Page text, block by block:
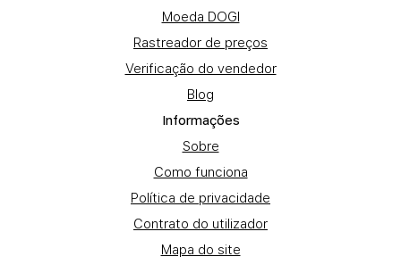
Moeda DOGI
Rastreador de preços
Verificação do vendedor
Blog
Informações
Sobre
Como funciona
Política de privacidade
Contrato do utilizador
Mapa do site